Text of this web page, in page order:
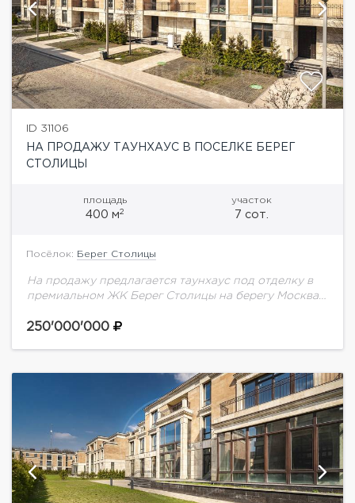
ID 31106
НА ПРОДАЖУ ТАУНХАУС В ПОСЕЛКЕ БЕРЕГ
СТОЛИЦЫ
площадь
400 м2
участок
7 сот.
Посёлок: Берег Столицы
На продажу предлагается таунхаус под отделку в
премиальном ЖК Берег Столицы на берегу Москва-
бора.
250'000'000